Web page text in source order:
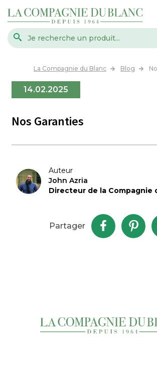
La Compagnie du Blanc Blog
14.02.2025
Nos Garanties
Auteur
John Azria
Directeur de la Compagnie
Partager